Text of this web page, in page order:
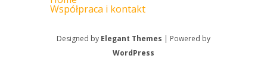
Współpraca i kontakt
Designed by Elegant Themes | Powered by
WordPress